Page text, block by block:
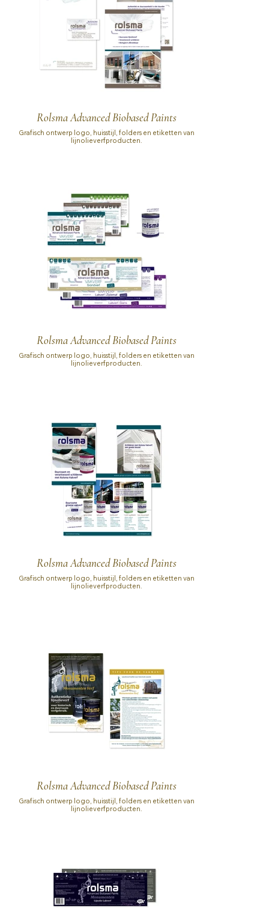
Rolsma Advanced Biobased Paints
Grafisch ontwerp logo, huisstijl, folders en etiketten van
lijnolieverfproducten.
Rolsma Advanced Biobased Paints
Grafisch ontwerp logo, huisstijl, folders en etiketten van
lijnolieverfproducten.
Rolsma Advanced Biobased Paints
Grafisch ontwerp logo, huisstijl, folders en etiketten van
lijnolieverfproducten.
Rolsma Advanced Biobased Paints
Grafisch ontwerp logo, huisstijl, folders en etiketten van
lijnolieverfproducten.